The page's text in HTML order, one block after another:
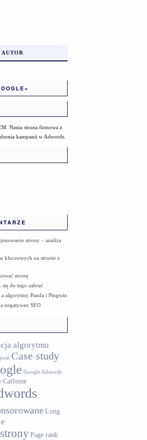
AUTOR
Nasza strona firmowa z
kampanii w Adwords.
strony – analiza
kluczowych na stronie z
stronę
się do tego zabrać
a algorytmy Panda i Pingwin
negatywne SEO
algorytmu
Case study
Google Adwords
Caffeine
Long
Page rank